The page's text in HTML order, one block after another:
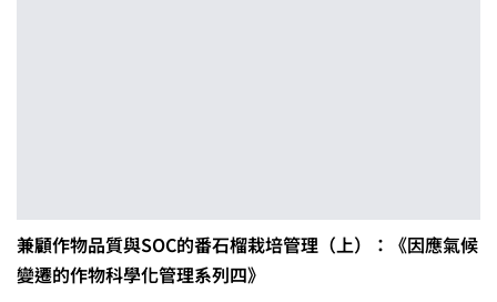
兼顧作物品質與SOC的番石榴栽培管理（上）：《因應氣候
變遷的作物科學化管理系列四》